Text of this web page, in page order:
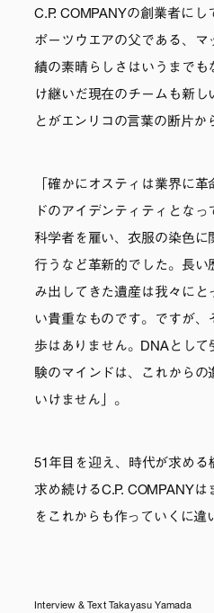
C.P. COMPANYの創業者に
ポーツウエアの父である、マ
績の素晴らしさはいうまでも
け継いだ現在のチームも新し
とがエンリコの言葉の断片か
「確かにオスティは業界に
ドのアイデンティティとな
科学者を雇い、衣服の染色に
行うなど革新的でした。長
み出してきた遺産は我々にと
い貴重なものです。ですが
歩はありません。DNAとし
験のマインドは、これからの
いけません」。
51年目を迎え、時代が求める
求め続けるC.P. COMPANY
をこれからも作っていくに違
Interview & Text Takayasu Yamada